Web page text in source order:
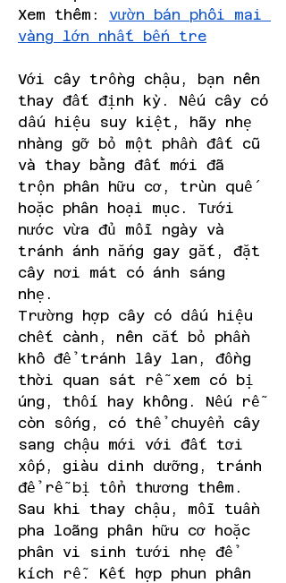
Xem thêm: vườn bán phôi mai
vàng lớn nhất bến tre
Với cây trồng chậu, bạn nên
thay đất định kỳ. Nếu cây có
dấu hiệu suy kiệt, hãy nhẹ
nhàng gỡ bỏ một phần đất cũ
và thay bằng đất mới đã
trộn phân hữu cơ, trùn quế
hoặc phân hoại mục. Tưới
nước vừa đủ mỗi ngày và
tránh ánh nắng gay gắt, đặt
cây nơi mát có ánh sáng
nhẹ.
Trường hợp cây có dấu hiệu
chết cành, nên cắt bỏ phần
khô để tránh lây lan, đồng
thời quan sát rễ xem có bị
úng, thối hay không. Nếu rễ
còn sống, có thể chuyển cây
sang chậu mới với đất tơi
xốp, giàu dinh dưỡng, tránh
để rễ bị tổn thương thêm.
Sau khi thay chậu, mỗi tuần
pha loãng phân hữu cơ hoặc
phân vi sinh tưới nhẹ để
kích rễ. Kết hợp phun phân